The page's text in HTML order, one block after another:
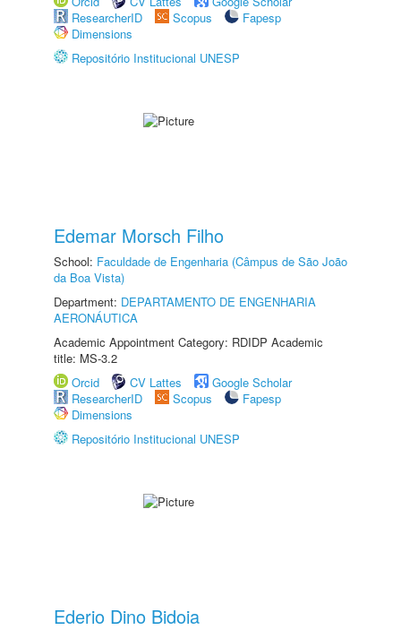
ResearcherID
Scopus
Fapesp
Dimensions
Repositório Institucional UNESP
Edemar Morsch Filho
School: Faculdade de Engenharia (Câmpus de São João
da Boa Vista)
Department: DEPARTAMENTO DE ENGENHARIA
AERONÁUTICA
Academic Appointment Category: RDIDP Academic
title: MS-3.2
Orcid
CV Lattes
Google Scholar
ResearcherID
Scopus
Fapesp
Dimensions
Repositório Institucional UNESP
Ederio Dino Bidoia